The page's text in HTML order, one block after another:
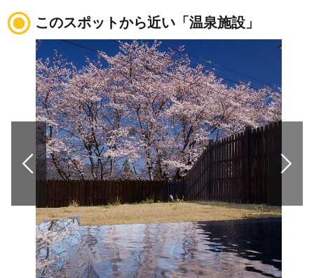
このスポットから近い「温泉施設」